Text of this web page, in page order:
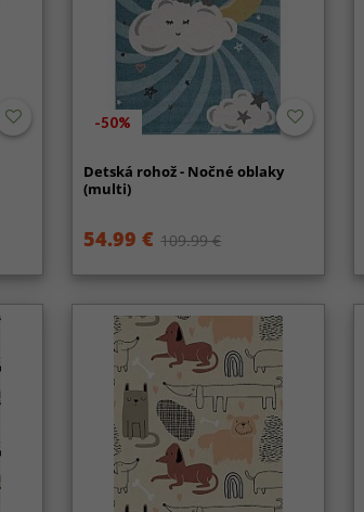
-50%
Detská rohož - Nočné oblaky
(multi)
54.99 € 109.99 €